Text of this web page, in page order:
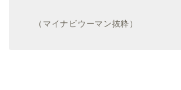
（マイナビウーマン抜粋）